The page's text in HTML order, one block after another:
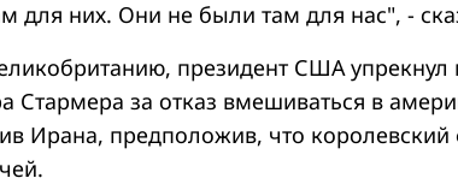
для них. Они не были там для нас", -
президент США упрекнул
Стармера за отказ вмешиваться в
Ирана, предположив, что королевский